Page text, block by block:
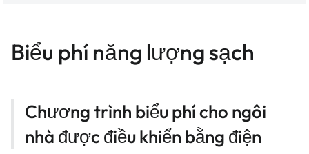
Biểu phí năng lượng sạch
Chương trình biểu phí cho ngôi
nhà được điều khiển bằng điện